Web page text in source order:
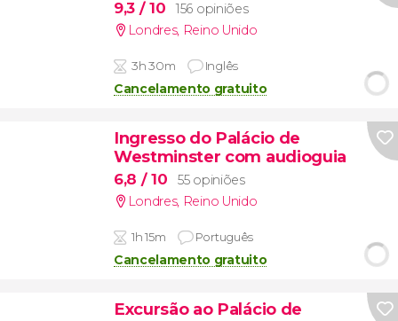
9,3 / 10
156 opiniões
Londres, Reino Unido
3h 30m Inglês
Cancelamento gratuito
Ingresso do Palácio de
Westminster com audioguia
6,8 / 10
55 opiniões
Londres, Reino Unido
1h 15m Português
Cancelamento gratuito
Excursão ao Palácio de